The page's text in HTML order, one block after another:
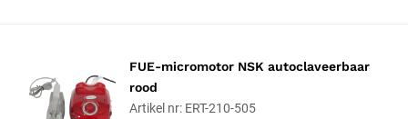
FUE-micromotor NSK autoclaveerbaar
rood
Artikel nr: ERT-210-505